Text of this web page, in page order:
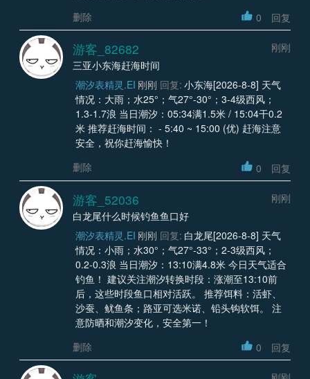
删除
0 回复
游客_82682
刚刚
三亚小东海赶海时间
潮汐表精灵.EI 刚刚 回复: 小东海[2026-8-8] 天气
情况：大雨；水25°；气27°-30°；3-4级西风；
1.3-1.7浪 当日潮汐：05:34满1.5米 / 15:04干0.2
米 推荐赶海时间： - 5:40 ~ 15:00 (优) 赶海注意
安全，祝你赶海愉快！
删除
0 回复
游客_52036
刚刚
白龙尾什么时候钓鱼鱼口好
潮汐表精灵.EI 刚刚 回复: 白龙尾[2026-8-8] 天气
情况：小雨；水30°；气27°-33°；2-3级西风；
0.2-0.3浪 当日潮汐：13:10满4.8米 今日天气适合
钓鱼！ 建议关注潮汐转换时段：涨潮至13:10前
后，这些时段鱼口相对活跃。 推荐饵料：活虾、
沙蚕、鱿鱼条；路亚可选米诺、铅头钩软饵。 注
意防晒和潮汐变化，安全第一！
删除
0 回复